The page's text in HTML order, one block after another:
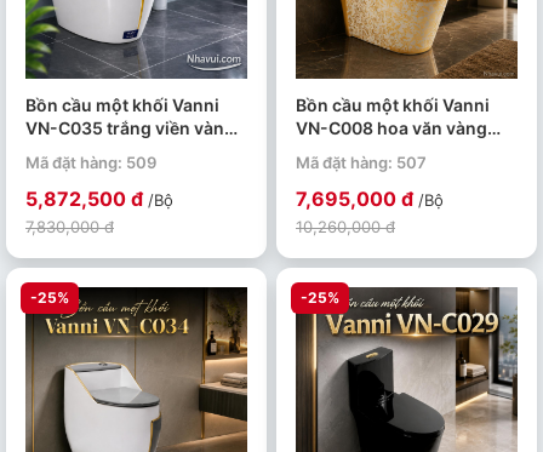
Bồn cầu một khối Vanni
VN-C035 trắng viền vàng
khuẩn
Mã đặt hàng: 509
5,872,500 đ /Bộ
7,830,000 đ
Bồn cầu một khối Vanni
VN-C008 hoa văn vàng
khuẩn
Mã đặt hàng: 507
7,695,000 đ /Bộ
10,260,000 đ
-25% -25%